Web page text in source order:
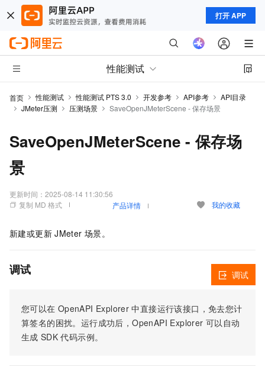
打开 APP
性能测试
首页 性能测试 性能测试 PTS 3.0 开发参考 API参考
API目录
JMeter压测
压测场景 SaveOpenJMeterScene - 保存场景
SaveOpenJMeterScene - 保存场
景
更新时间： 2025-08-14 11:30:56
复制 MD 格式
产品详情 我的收藏
新建或更新 JMeter 场景。
调试
您可以在 OpenAPI Explorer 中直接运行该接口，免去您计
算签名的困扰。运行成功后，OpenAPI Explorer 可以自动
生成 SDK 代码示例。
调试